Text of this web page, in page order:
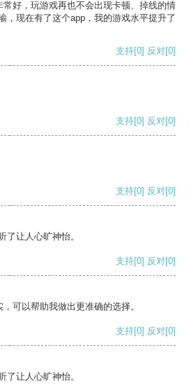
好，玩游戏再也不会出现卡顿、掉线的情
，现在有了这个app，我的游戏水平提升了
支持[0] 反对[0]
支持[0] 反对[0]
支持[0] 反对[0]
了让人心旷神怡。
支持[0] 反对[0]
可以帮助我做出更准确的选择。
支持[0] 反对[0]
了让人心旷神怡。